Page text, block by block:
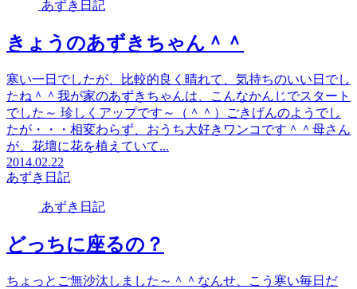
あずき日記
きょうのあずきちゃん＾＾
寒い一日でしたが、比較的良く晴れて、気持ちのいい日でし
たね＾＾我が家のあずきちゃんは、こんなかんじでスタート
でした～ 珍しくアップです～（＾＾）ごきげんのようでし
たが・・・相変わらず、おうち大好きワンコです＾＾母さん
が、花壇に花を植えていて...
2014.02.22
あずき日記
あずき日記
どっちに座るの？
ちょっとご無沙汰しました～＾＾なんせ、こう寒い毎日だ